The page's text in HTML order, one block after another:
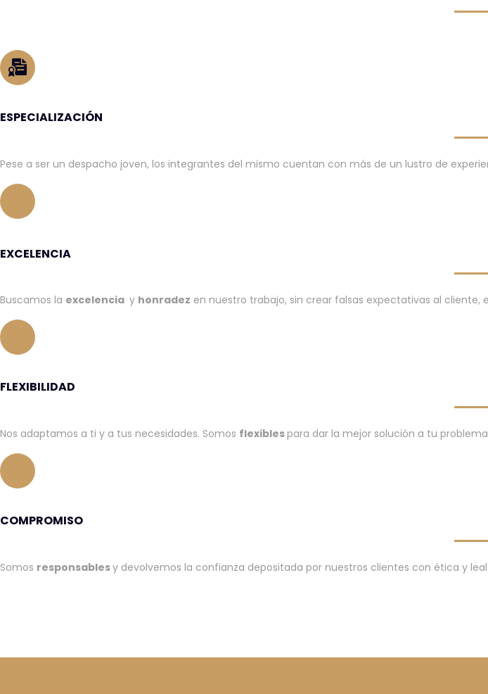
ESPECIALIZACIÓN
Pese a ser un despacho joven, los integrantes del mismo cuentan con más de un lustro de
EXCELENCIA
Buscamos la excelencia y honradez en nuestro trabajo, sin crear falsas expectativas al cliente,
FLEXIBILIDAD
Nos adaptamos a ti y a tus necesidades. Somos flexiblespara dar la mejor solución a tu
COMPROMISO
Somos responsablesy devolvemos la confianza depositada por nuestros clientes con ética y